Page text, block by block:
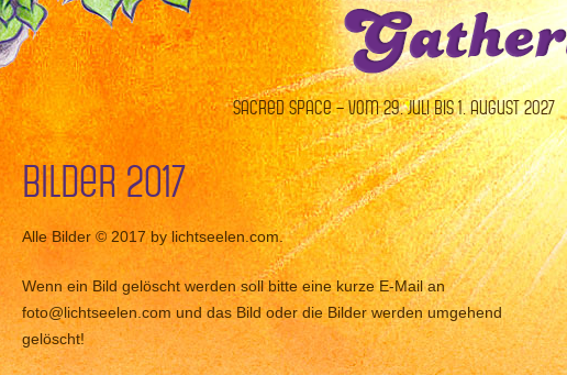
Sacred Space – vom 29. Juli bis 1. August 2027
Bilder 2017
Alle Bilder © 2017 by lichtseelen.com.
Wenn ein Bild gelöscht werden soll bitte eine kurze E-Mail an
foto@lichtseelen.com und das Bild oder die Bilder werden umgehend
gelöscht!